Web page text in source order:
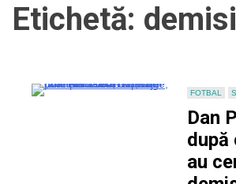
Etichetă:
FOTBAL
Dan
după
au